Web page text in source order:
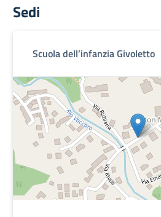
Sedi
Scuola dell’infanzia Givoletto